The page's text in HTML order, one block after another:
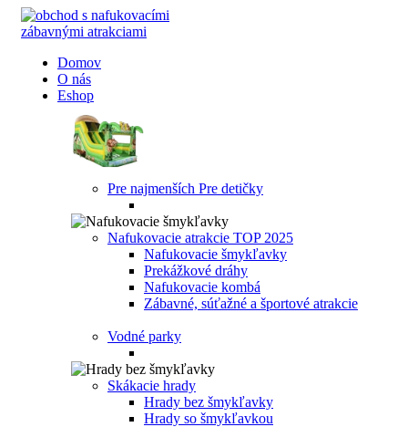
Domov
O nás
Eshop
Pre najmenších Pre detičky
Nafukovacie atrakcie TOP 2025
Nafukovacie šmykľavky
Prekážkové dráhy
Nafukovacie kombá
Zábavné, súťažné a športové atrakcie
Vodné parky
Skákacie hrady
Hrady bez šmykľavky
Hrady so šmykľavkou